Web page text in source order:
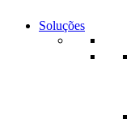
Soluções